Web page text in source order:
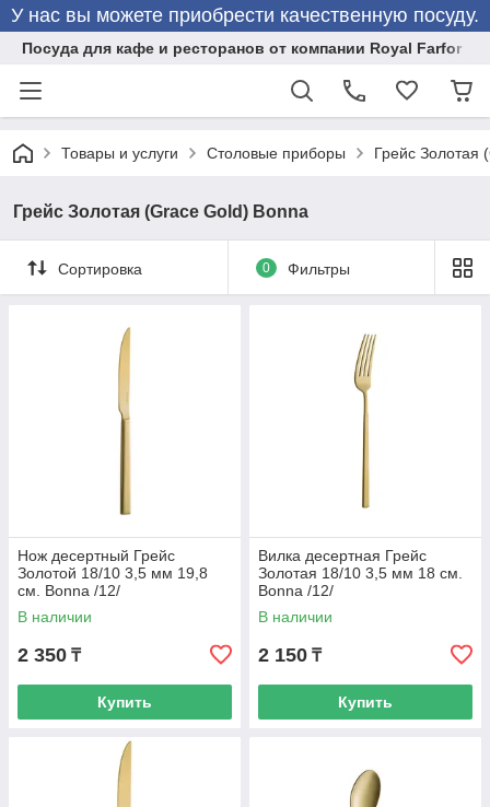
У нас вы можете приобрести качественную посуду.
Посуда для кафе и ресторанов от компании Royal Farfor
Товары и услуги Столовые приборы Грейс Золотая
Грейс Золотая (Grace Gold) Bonna
Сортировка 0 Фильтры
Нож десертный Грейс
Золотой 18/10 3,5 мм 19,8
см. Bonna /12/
В наличии
2 350 ₸
Купить
Вилка десертная Грейс
Золотая 18/10 3,5 мм 18 см.
Bonna /12/
В наличии
2 150 ₸
Купить